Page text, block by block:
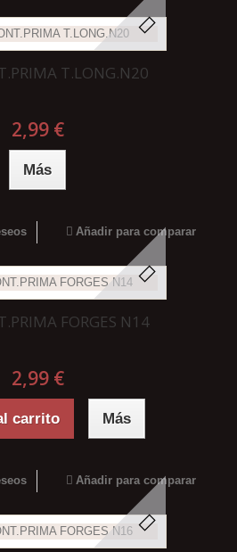
T.LONG.N20
2,99 €
Más
Añadir para comparar
FORGES N14
2,99 €
carrito Más
Añadir para comparar